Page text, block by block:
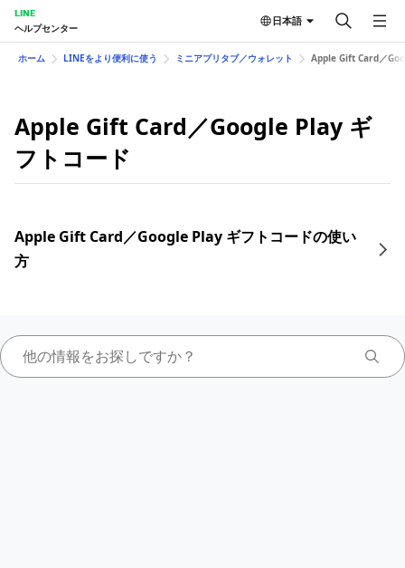
LINE
ヘルプセンター
日本語
ホーム LINEをより便利に使う ミニアプリタブ／ウォレット Apple Gift Card／
Apple Gift Card／Google Play ギ
フトコード
Apple Gift Card／Google Play ギフトコードの使い
方